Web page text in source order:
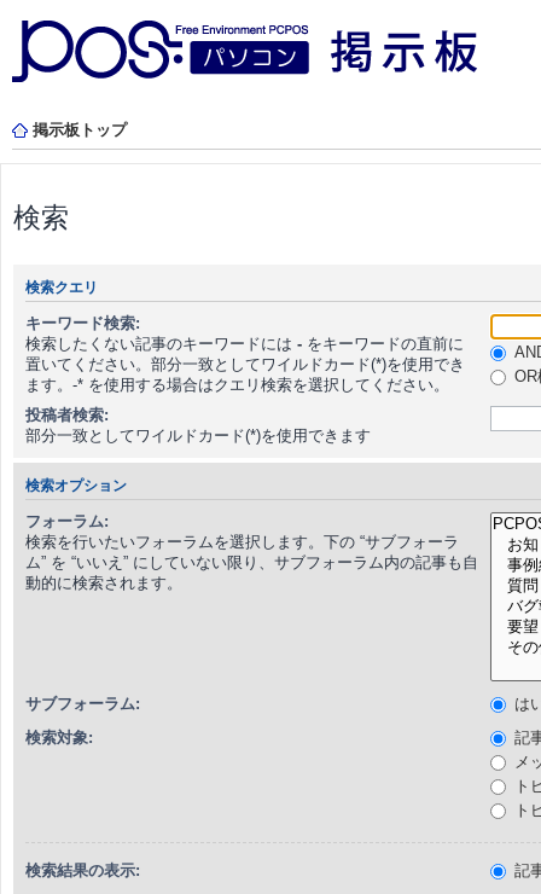
掲示板トップ
検索
検索クエリ
キーワード検索:
検索したくない記事のキーワードには - をキーワードの直前に
置いてください。部分一致としてワイルドカード(*)を使用でき
ます。-* を使用する場合はクエリ検索を選択してください。
OR
投稿者検索:
部分一致としてワイルドカード(*)を使用できます
検索オプション
フォーラム:
検索を行いたいフォーラムを選択します。下の “サブフォーラ
ム” を “いいえ” にしていない限り、サブフォーラム内の記事も自
動的に検索されます。
サブフォーラム:
は
検索対象:
記
メ
ト
ト
検索結果の表示:
記